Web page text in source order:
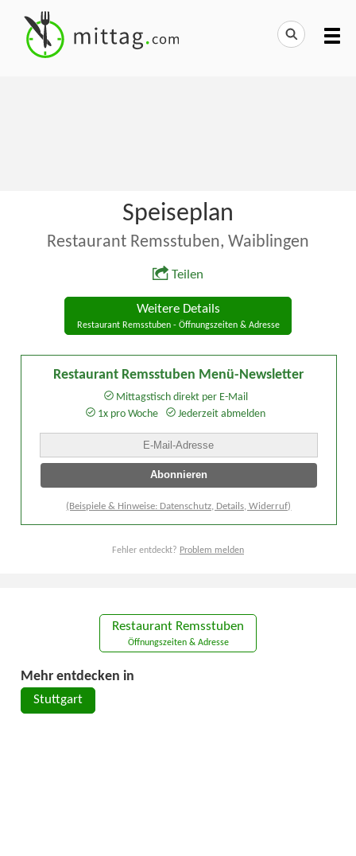
Speiseplan
Restaurant Remsstuben, Waiblingen
Teilen
Weitere Details
Restaurant Remsstuben - Öffnungszeiten & Adresse
Restaurant Remsstuben Menü-Newsletter
Mittagstisch direkt per E-Mail
1x pro Woche
Jederzeit abmelden
(Beispiele & Hinweise: Datenschutz, Details, Widerruf)
Fehler entdeckt? Problem melden
Restaurant Remsstuben
Öffnungszeiten & Adresse
Mehr entdecken in
Stuttgart